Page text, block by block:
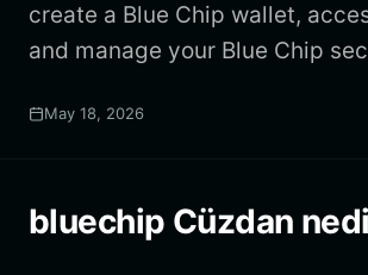
create a Blue Chip wallet,
and manage your Blue Chip
May 18, 2026
bluechip Cüzdan